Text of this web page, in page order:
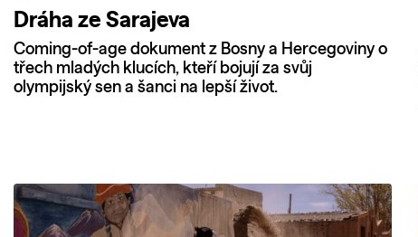
Dráha ze Sarajeva
Coming-of-age dokument z Bosny a Hercegoviny o
třech mladých klucích, kteří bojují za svůj
olympijský sen a šanci na lepší život.